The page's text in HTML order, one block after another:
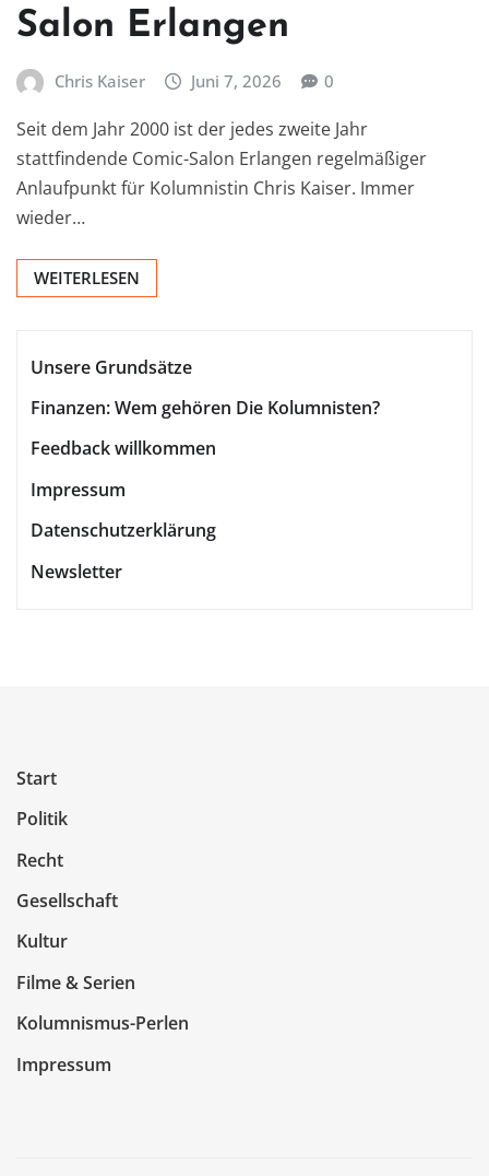
Salon Erlangen
Chris Kaiser Juni 7, 2026 0
Seit dem Jahr 2000 ist der jedes zweite Jahr
stattfindende Comic-Salon Erlangen regelmäßiger
Anlaufpunkt für Kolumnistin Chris Kaiser. Immer
wieder…
WEITERLESEN
Unsere Grundsätze
Finanzen: Wem gehören Die Kolumnisten?
Feedback willkommen
Impressum
Datenschutzerklärung
Newsletter
Start
Politik
Recht
Gesellschaft
Kultur
Filme & Serien
Kolumnismus-Perlen
Impressum